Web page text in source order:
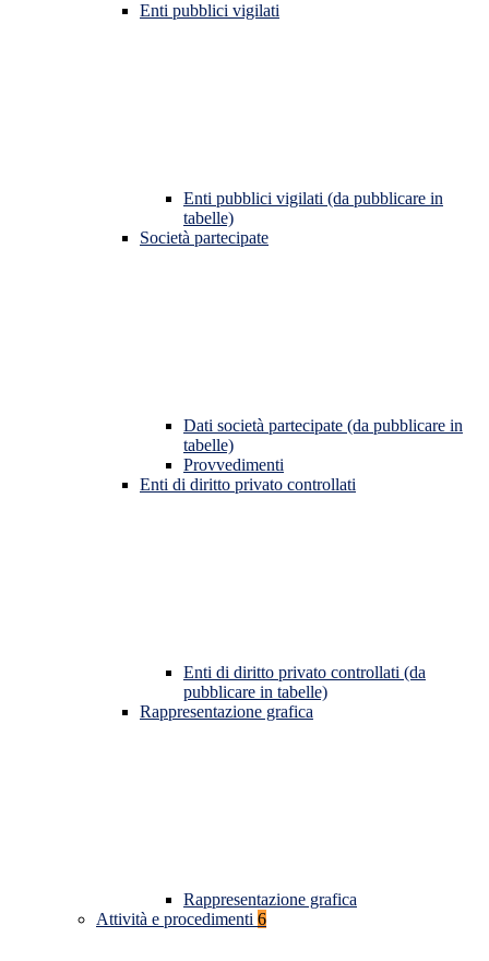
Enti pubblici vigilati
Enti pubblici vigilati (da pubblicare in
tabelle)
Società partecipate
Dati società partecipate (da pubblicare in
tabelle)
Provvedimenti
Enti di diritto privato controllati
Enti di diritto privato controllati (da
pubblicare in tabelle)
Rappresentazione grafica
Rappresentazione grafica
Attività e procedimenti 6